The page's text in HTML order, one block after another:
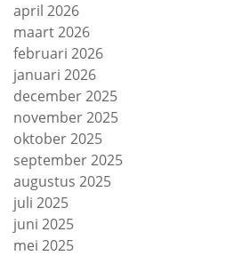
april 2026
maart 2026
februari 2026
januari 2026
december 2025
november 2025
oktober 2025
september 2025
augustus 2025
juli 2025
juni 2025
mei 2025